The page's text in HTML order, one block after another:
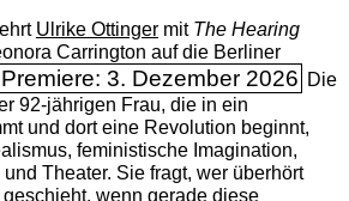
Ulrike Ottingermit The ­Hearing
Carrington auf die Berliner
Premiere: 3. Dezember 2026 Die
92-jährigen Frau, die in ein
und dort eine Revolution beginnt,
feministische Imagination,
Theater. Sie fragt, wer überhört
wenn gerade diese